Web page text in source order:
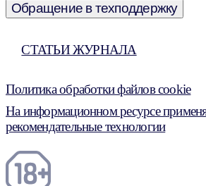
Обращение в техподдержку
СТАТЬИ ЖУРНАЛА
Политика обработки файлов cookie
На информационном ресурсе
рекомендательные технологии